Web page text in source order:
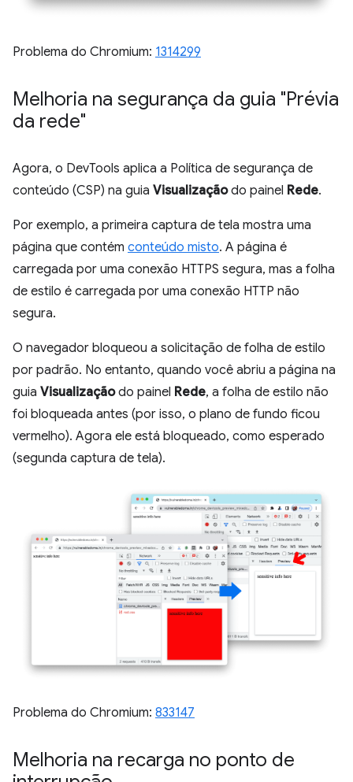
Problema do Chromium: 1314299
Melhoria na segurança da guia "Prévia
da rede"
Agora, o DevTools aplica a Política de segurança de
conteúdo (CSP) na guia Visualizaçãodo painel Rede.
Por exemplo, a primeira captura de tela mostra uma
página que contém conteúdo misto. A página é
carregada por uma conexão HTTPS segura, mas a folha
de estilo é carregada por uma conexão HTTP não
segura.
O navegador bloqueou a solicitação de folha de estilo
por padrão. No entanto, quando você abriu a página na
guia Visualizaçãodo painel Rede, a folha de estilo não
foi bloqueada antes (por isso, o plano de fundo ficou
vermelho). Agora ele está bloqueado, como esperado
(segunda captura de tela).
Problema do Chromium: 833147
Melhoria na recarga no ponto de